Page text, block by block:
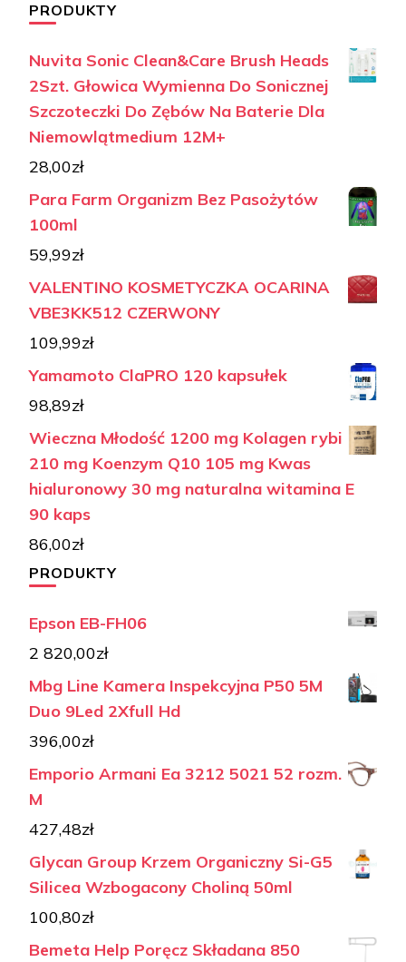
PRODUKTY
Nuvita Sonic Clean&Care Brush Heads
2Szt. Głowica Wymienna Do Sonicznej
Szczoteczki Do Zębów Na Baterie Dla
Niemowlątmedium 12M+
28,00zł
Para Farm Organizm Bez Pasożytów
100ml
59,99zł
VALENTINO KOSMETYCZKA OCARINA
VBE3KK512 CZERWONY
109,99zł
Yamamoto ClaPRO 120 kapsułek
98,89zł
Wieczna Młodość 1200 mg Kolagen rybi
210 mg Koenzym Q10 105 mg Kwas
hialuronowy 30 mg naturalna witamina E
90 kaps
86,00zł
PRODUKTY
Epson EB-FH06
2 820,00zł
Mbg Line Kamera Inspekcyjna P50 5M
Duo 9Led 2Xfull Hd
396,00zł
Emporio Armani Ea 3212 5021 52 rozm.
M
427,48zł
Glycan Group Krzem Organiczny Si-G5
Silicea Wzbogacony Choliną 50ml
100,80zł
Bemeta Help Poręcz Składana 850